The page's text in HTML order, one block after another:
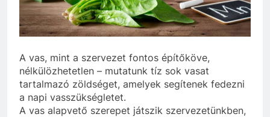
A vas, mint a szervezet fontos építőköve,
nélkülözhetetlen – mutatunk tíz sok vasat
tartalmazó zöldséget, amelyek segítenek fedezni
a napi vasszükségletet.
A vas alapvető szerepet játszik szervezetünkben,